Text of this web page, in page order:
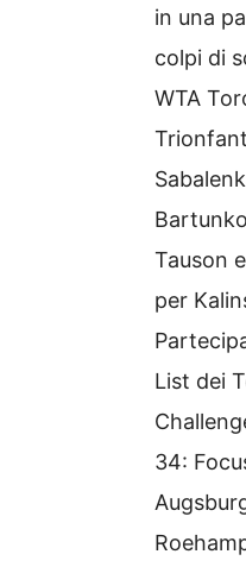
in una
colpi di
WTA
Tauson
per
List dei
34: